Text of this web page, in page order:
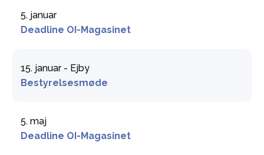
5. januar
Deadline OI-Magasinet
15. januar - Ejby
Bestyrelsesmøde
5. maj
Deadline OI-Magasinet